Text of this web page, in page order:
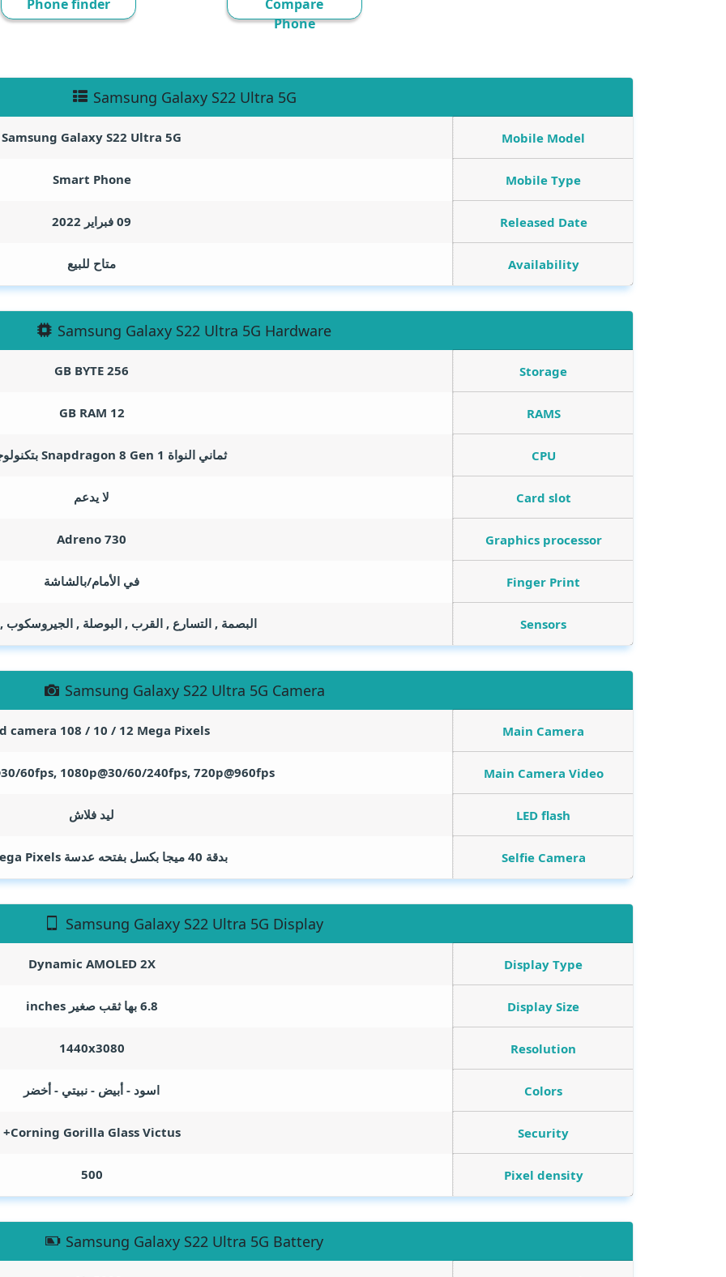
Compare
Phone
Phone finder
Samsung Galaxy S22 Ultra 5G
Mobile Model
Samsung Galaxy S22 Ultra 5G
Mobile Type
Smart Phone
Released Date 09 فبراير 2022
Availability متاح للبيع
Samsung Galaxy S22 Ultra 5G Hardware
Storage
256
GB BYTE
RAMS
12
GB RAM
CPU ثماني النواة Snapdragon 8 Gen 1 بتكنولوجيا 4 نانو
Card slot لا يدعم
Graphics processor
Adreno 730
Finger Print في الأمام/بالشاشة
Sensors البصمة , التسارع , القرب , البوصلة ,
Samsung Galaxy S22 Ultra 5G Camera
Main Camera
camera 108 / 10 / 12 Mega Pixels
Main Camera Video
60fps, 1080p@30/60/240fps, 720p@960fps
LED flash ليد فلاش
Selfie Camera بدقة 40 ميجا بكسل بفتحه عدسة F/2.2 Pixels
Samsung Galaxy S22 Ultra 5G Display
Display Type
Dynamic AMOLED 2X
Display Size 6.8 بها ثقب صغير inches
Resolution
1440x3080
Colors اسود - أبيض - نبيتي - أخضر
Security
Corning Gorilla Glass Victus+
Pixel density
500
Samsung Galaxy S22 Ultra 5G Battery